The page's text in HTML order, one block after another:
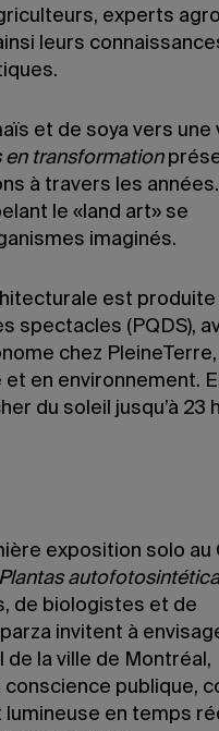
experts
leurs
et de soya vers une
en transformation
à travers les
le «land art» se
imaginés.
est produite
spectacles (PQDS),
chez PleineTerre,
en environnement.
du soleil jusqu’à 23
exposition solo au
Plantas
de biologistes et de
invitent à
de la ville de Montréal,
publique,
en temps